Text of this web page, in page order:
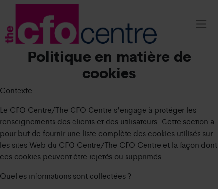
Politique en matière de
cookies
Contexte
Le CFO Centre/The CFO Centre s’engage à protéger les
renseignements des clients et des utilisateurs. Cette section a
pour but de fournir une liste complète des cookies utilisés sur
les sites Web du CFO Centre/The CFO Centre et la façon dont
ces cookies peuvent être rejetés ou supprimés.
Quelles informations sont collectées ?